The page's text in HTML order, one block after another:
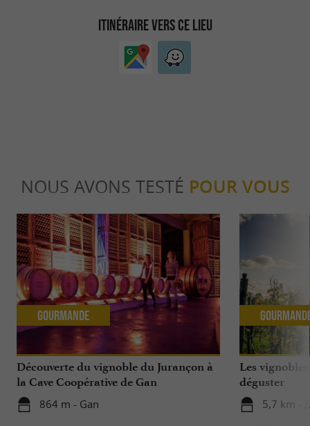
ITINÉRAIRE VERS CE LIEU
NOUS AVONS TESTÉ POUR VOUS
Découverte du vignoble du Jurançon à
la Cave Coopérative de Gan
864 m - Gan
Gourmande
Les
déguster
5,7 km -